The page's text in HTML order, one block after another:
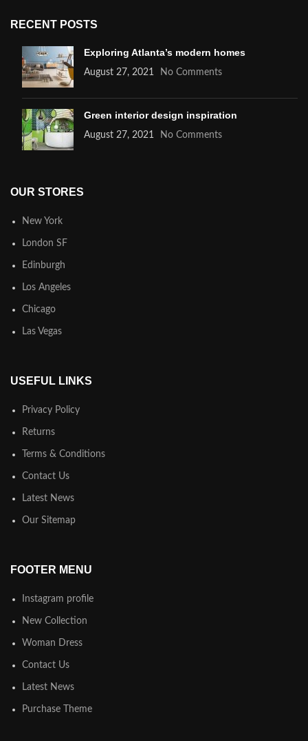
RECENT POSTS
Exploring Atlanta’s modern homes
August 27, 2021 No Comments
Green interior design inspiration
August 27, 2021 No Comments
OUR STORES
New York
London SF
Edinburgh
Los Angeles
Chicago
Las Vegas
USEFUL LINKS
Privacy Policy
Returns
Terms & Conditions
Contact Us
Latest News
Our Sitemap
FOOTER MENU
Instagram profile
New Collection
Woman Dress
Contact Us
Latest News
Purchase Theme